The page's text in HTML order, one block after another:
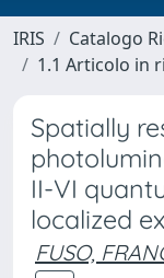
IRIS Catalogo
1.1 Articolo in
Spatially
II-VI
localized
FUSO,